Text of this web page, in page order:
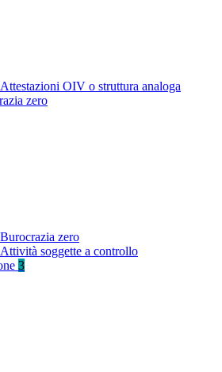
Attestazioni OIV o struttura analoga
zero
Burocrazia zero
Attività soggette a controllo
3